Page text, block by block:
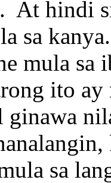
At hindi
sa
mula
ito ay
ginawa
sa